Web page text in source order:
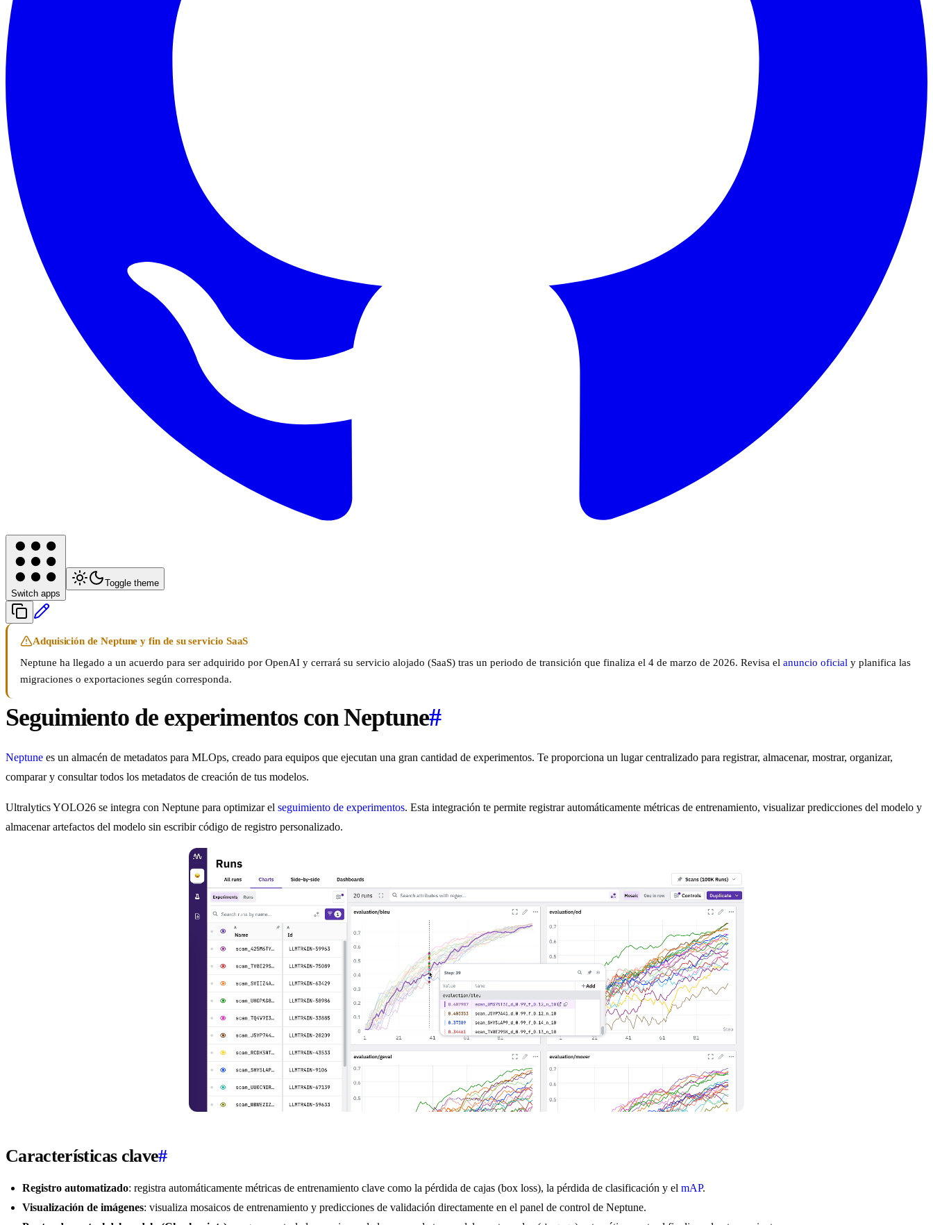
Switch apps
Toggle theme
Adquisición de Neptune y fin de su servicio SaaS
Neptune ha llegado a un acuerdo para ser adquirido por OpenAI y cerrará su servicio alojado (SaaS) tras un periodo de transición que finaliza el 4 de marzo de 2026. Revisa el anuncio oficial y planifica las
migraciones o exportaciones según corresponda.
Seguimiento de experimentos con Neptune#
Neptune es un almacén de metadatos para MLOps, creado para equipos que ejecutan una gran cantidad de experimentos. Te proporciona un lugar centralizado para registrar, almacenar, mostrar, organizar,
comparar y consultar todos los metadatos de creación de tus modelos.
Ultralytics YOLO26 se integra con Neptune para optimizar el seguimiento de experimentos. Esta integración te permite registrar automáticamente métricas de entrenamiento, visualizar predicciones del modelo y
almacenar artefactos del modelo sin escribir código de registro personalizado.
Características clave#
Registro automatizado: registra automáticamente métricas de entrenamiento clave como la pérdida de cajas (box loss), la pérdida de clasificación y el mAP.
Visualización de imágenes: visualiza mosaicos de entrenamiento y predicciones de validación directamente en el panel de control de Neptune.